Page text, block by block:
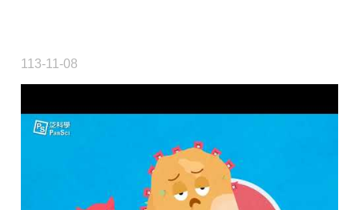
113-11-08